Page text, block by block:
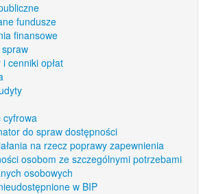
fundusze
finansowe
spraw
cenniki opłat
cyfrowa
do spraw dostępności
na rzecz poprawy zapewnienia
osobom ze szczególnymi potrzebami
osobowych
w BIP